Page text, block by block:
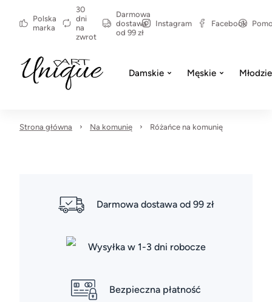
Polska
marka
30
dni
na
zwrot
Darmowa
dostawa
od 99 zł
Instagram Facebook
Damskie Męskie
Strona główna Na komunię Różańce na komunię
Darmowa dostawa od 99 zł
Wysyłka w 1-3 dni robocze
Bezpieczna płatność